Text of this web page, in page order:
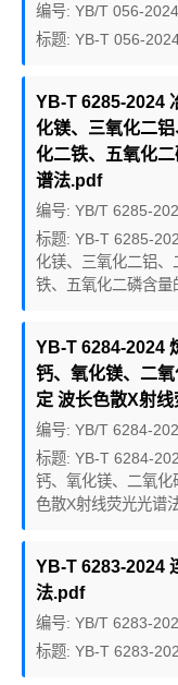
编号: YB/T 056-2024
标题: YB-T 056-
YB-T 6285-2024
化镁、三氧化二
化二铁、五氧化
谱法.pdf
编号: YB/T 6285-
标题: YB-T 6285-
化镁、三氧化二铝、
铁、五氧化二磷含
YB-T 6284-2024
钙、氧化镁、二
定 波长色散X射
编号: YB/T 6284-
标题: YB-T 6284-
钙、氧化镁、二氧
色散X射线荧光光谱
YB-T 6283-2024
法.pdf
编号: YB/T 6283-
标题: YB-T 6283-